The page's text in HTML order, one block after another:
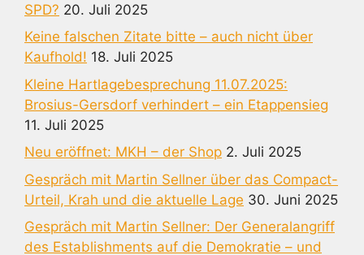
SPD? 20. Juli 2025
Keine falschen Zitate bitte – auch nicht über
Kaufhold! 18. Juli 2025
Kleine Hartlagebesprechung 11.07.2025:
Brosius-Gersdorf verhindert – ein Etappensieg
11. Juli 2025
Neu eröffnet: MKH – der Shop 2. Juli 2025
Gespräch mit Martin Sellner über das Compact-
Urteil, Krah und die aktuelle Lage 30. Juni 2025
Gespräch mit Martin Sellner: Der Generalangriff
des Establishments auf die Demokratie – und